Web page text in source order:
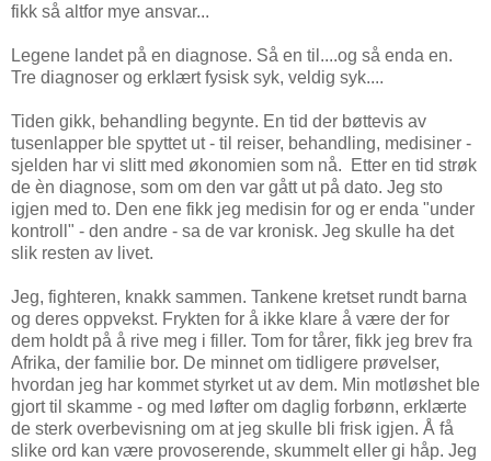
fikk så altfor mye ansvar...
Legene landet på en diagnose. Så en til....og så enda en.
Tre diagnoser og erklært fysisk syk, veldig syk....
Tiden gikk, behandling begynte. En tid der bøttevis av
tusenlapper ble spyttet ut - til reiser, behandling, medisiner -
sjelden har vi slitt med økonomien som nå. Etter en tid strøk
de èn diagnose, som om den var gått ut på dato. Jeg sto
igjen med to. Den ene fikk jeg medisin for og er enda "under
kontroll" - den andre - sa de var kronisk. Jeg skulle ha det
slik resten av livet.
Jeg, fighteren, knakk sammen. Tankene kretset rundt barna
og deres oppvekst. Frykten for å ikke klare å være der for
dem holdt på å rive meg i filler. Tom for tårer, fikk jeg brev fra
Afrika, der familie bor. De minnet om tidligere prøvelser,
hvordan jeg har kommet styrket ut av dem. Min motløshet ble
gjort til skamme - og med løfter om daglig forbønn, erklærte
de sterk overbevisning om at jeg skulle bli frisk igjen. Å få
slike ord kan være provoserende, skummelt eller gi håp. Jeg